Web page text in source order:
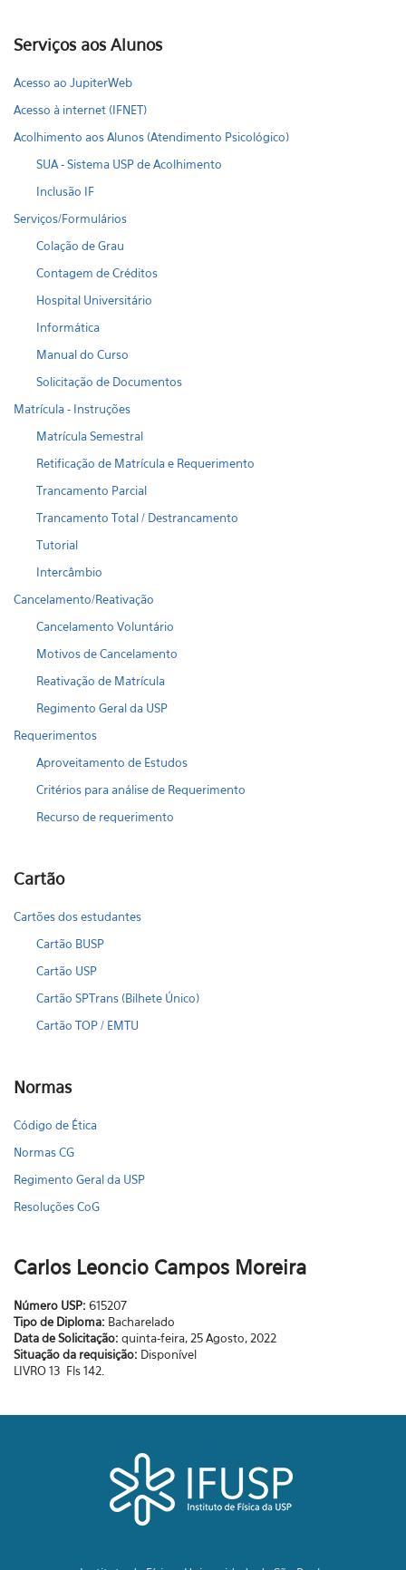
Serviços aos Alunos
Acesso ao JupiterWeb
Acesso à internet (IFNET)
Acolhimento aos Alunos (Atendimento Psicológico)
SUA - Sistema USP de Acolhimento
Inclusão IF
Serviços/Formulários
Colação de Grau
Contagem de Créditos
Hospital Universitário
Informática
Manual do Curso
Solicitação de Documentos
Matrícula - Instruções
Matrícula Semestral
Retificação de Matrícula e Requerimento
Trancamento Parcial
Trancamento Total / Destrancamento
Tutorial
Intercâmbio
Cancelamento/Reativação
Cancelamento Voluntário
Motivos de Cancelamento
Reativação de Matrícula
Regimento Geral da USP
Requerimentos
Aproveitamento de Estudos
Critérios para análise de Requerimento
Recurso de requerimento
Cartão
Cartões dos estudantes
Cartão BUSP
Cartão USP
Cartão SPTrans (Bilhete Único)
Cartão TOP / EMTU
Normas
Código de Ética
Normas CG
Regimento Geral da USP
Resoluções CoG
Carlos Leoncio Campos Moreira
Número USP: 615207
Tipo de Diploma: Bacharelado
Data de Solicitação: quinta-feira, 25 Agosto, 2022
Situação da requisição: Disponível
LIVRO 13 Fls 142.